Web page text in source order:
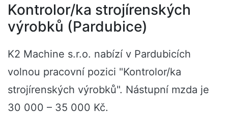
Kontrolor/ka strojírenských
výrobků (Pardubice)
K2 Machine s.r.o. nabízí v Pardubicích
volnou pracovní pozici "Kontrolor/ka
strojírenských výrobků". Nástupní mzda je
30 000 – 35 000 Kč.